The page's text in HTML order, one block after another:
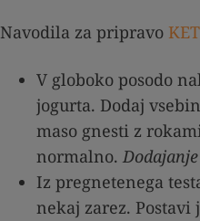
Navodila za pripravo
V globoko posodo
jogurta. Dodaj
maso gnesti z
normalno.
Iz pregnetenega
nekaj zarez. Postavi